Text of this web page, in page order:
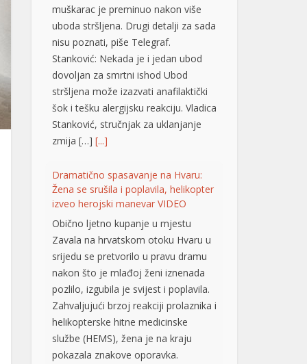
muškarac je preminuo nakon više
uboda stršljena. Drugi detalji za sada
nisu poznati, piše Telegraf.
Stanković: Nekada je i jedan ubod
dovoljan za smrtni ishod Ubod
stršljena može izazvati anafilaktički
šok i tešku alergijsku reakciju. Vladica
Stanković, stručnjak za uklanjanje
zmija […] [...]
Dramatično spasavanje na Hvaru:
Žena se srušila i poplavila, helikopter
izveo herojski manevar VIDEO
Obično ljetno kupanje u mjestu
Zavala na hrvatskom otoku Hvaru u
srijedu se pretvorilo u pravu dramu
nakon što je mlađoj ženi iznenada
pozlilo, izgubila je svijest i poplavila.
Zahvaljujući brzoj reakciji prolaznika i
helikopterske hitne medicinske
službe (HEMS), žena je na kraju
pokazala znakove oporavka.